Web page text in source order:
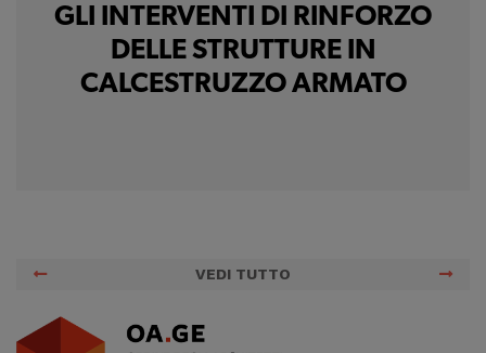
GLI INTERVENTI DI RINFORZO
DELLE STRUTTURE IN
CALCESTRUZZO ARMATO
VEDI TUTTO